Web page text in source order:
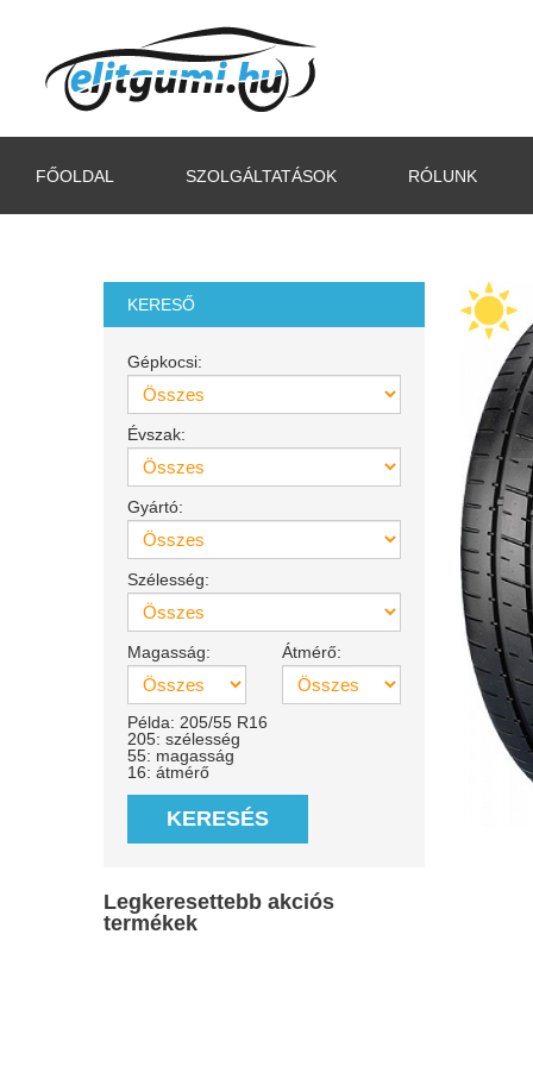
FŐOLDAL SZOLGÁLTATÁSOK RÓLUNK
KERESŐ
Gépkocsi:
Évszak:
Gyártó:
Szélesség:
Magasság: Átmérő:
Példa: 205/55 R16
205: szélesség
55: magasság
16: átmérő
KERESÉS
Legkeresettebb akciós
termékek